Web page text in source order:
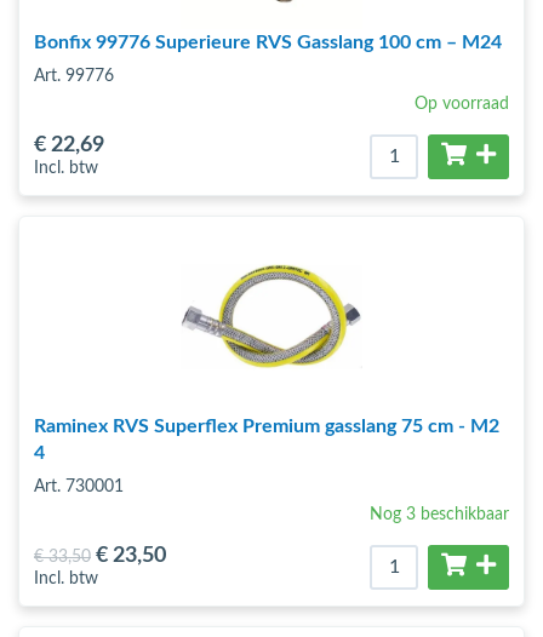
Bonfix 99776 Superieure RVS Gasslang 100 cm – M24
Art. 99776
Op voorraad
€ 22,69
Incl. btw
Raminex RVS Superflex Premium gasslang 75 cm - M2
4
Art. 730001
Nog 3 beschikbaar
€ 33,50 € 23,50
Incl. btw